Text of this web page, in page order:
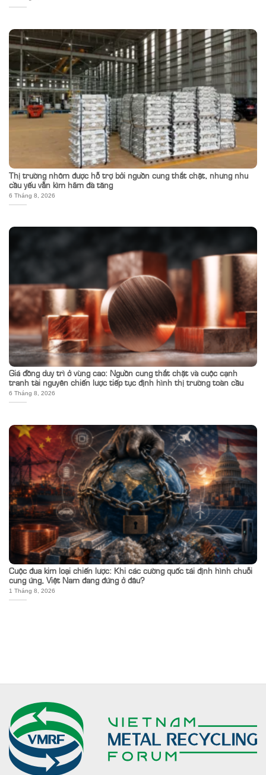
Thị trường nhôm được hỗ trợ bởi nguồn cung thắt chặt, nhưng nhu
cầu yếu vẫn kìm hãm đà tăng
6 Tháng 8, 2026
Giá đồng duy trì ở vùng cao: Nguồn cung thắt chặt và cuộc cạnh
tranh tài nguyên chiến lược tiếp tục định hình thị trường toàn cầu
6 Tháng 8, 2026
Cuộc đua kim loại chiến lược: Khi các cường quốc tái định hình chuỗi
cung ứng, Việt Nam đang đứng ở đâu?
1 Tháng 8, 2026